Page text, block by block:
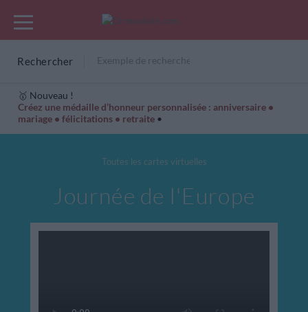
Rechercher
🥇 Nouveau !
Créez une médaille d’honneur personnalisée : anniversaire •
mariage • félicitations • retraite •
Cartes Hiver Cadeaux années de naissance
Toutes les cartes virtuelles
Journée de l'Europe